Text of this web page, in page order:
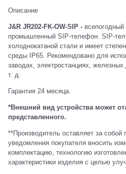
Описание
J&R JR202-FK-OW-SIP -
промышленный SIP-телефон. SIP-
холоднокатаной стали и имеет
среды IP65. Рекомендовано для
заводах, электростанциях,
т. д.
Гарантия 24 месяца.
*Внешний вид устройства может
представленного.
**Производитель оставляет за собой
уведомления покупателя вносить
комплектацию, технологию
характеристики изделия с целью